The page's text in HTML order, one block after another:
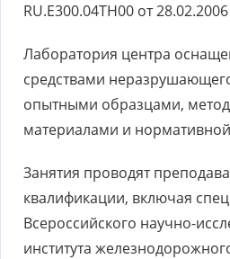
RU.Е300.04ТН00 от 28.02.2006
Лаборатория центра
средствами
опытными образцами,
материалами и
Занятия проводят
квалификации, включая
Всероссийского научно-
института